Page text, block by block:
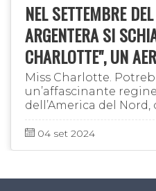
NEL SETTEMBRE
ARGENTERA SI
CHARLOTTE", UN
AMERICANO
Miss Charlotte.
un’affascinante
dell’America del
Invece, più
riconducendosi ad
04 set 2024